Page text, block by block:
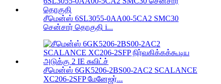
சீமென்ஸ் 6SL3055-0AA00-5CA2 SMC30
சென்சார் தொகுதி i...
சீமென்ஸ் 6GK5206-2BS00-2AC2 SCALANCE
XC206-2SFP மேனேஜர்...